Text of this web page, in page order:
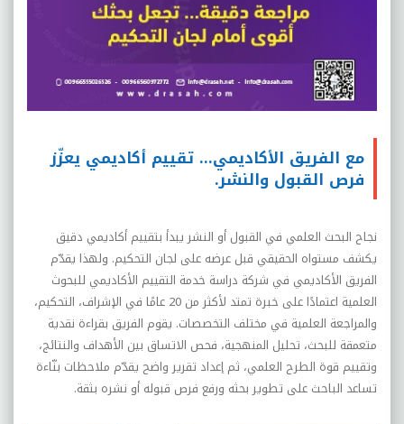
مع الفريق الأكاديمي… تقييم أكاديمي يعزّز
فرص القبول والنشر.
نجاح البحث العلمي في القبول أو النشر يبدأ بتقييم أكاديمي دقيق
يكشف مستواه الحقيقي قبل عرضه على لجان التحكيم. ولهذا يقدّم
الفريق الأكاديمي في شركة دراسة خدمة التقييم الأكاديمي للبحوث
العلمية اعتمادًا على خبرة تمتد لأكثر من 20 عامًا في الإشراف، التحكيم،
والمراجعة العلمية في مختلف التخصصات. يقوم الفريق بقراءة نقدية
متعمقة للبحث، تحليل المنهجية، فحص الاتساق بين الأهداف والنتائج،
وتقييم قوة الطرح العلمي، ثم إعداد تقرير واضح يقدّم ملاحظات بنّاءة
تساعد الباحث على تطوير بحثه ورفع فرص قبوله أو نشره بثقة.